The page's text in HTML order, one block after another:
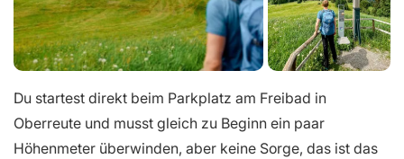
Du startest direkt beim Parkplatz am Freibad in
Oberreute und musst gleich zu Beginn ein paar
Höhenmeter überwinden, aber keine Sorge, das ist das